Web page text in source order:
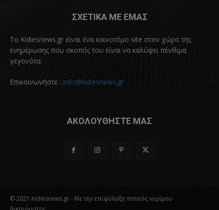
ΣΧΕΤΙΚΑ ΜΕ ΕΜΑΣ
Το Kidiesnews.gr είναι ένα καινοτόμο site στον χώρο της
ενημέρωσης που σκοπός του είναι να καλύψει πένθιμα
γεγονότα.
Επικοινωνήστε : info@kidiesnews.gr
ΑΚΟΛΟΥΘΗΣΤΕ ΜΑΣ
© 2021 Kidiesnews.gr - Με την επιφύλαξη παντός νομίμου